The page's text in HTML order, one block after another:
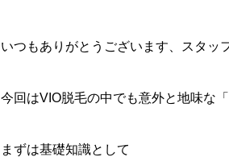
いつもありがとうございます、スタッ
今回はVIO脱毛の中でも意外と地味な
まずは基礎知識として